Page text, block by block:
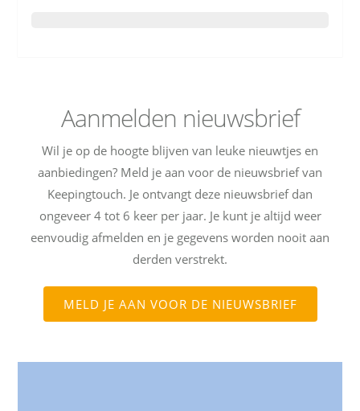
Aanmelden nieuwsbrief
Wil je op de hoogte blijven van leuke nieuwtjes en
aanbiedingen? Meld je aan voor de nieuwsbrief van
Keepingtouch. Je ontvangt deze nieuwsbrief dan
ongeveer 4 tot 6 keer per jaar. Je kunt je altijd weer
eenvoudig afmelden en je gegevens worden nooit aan
derden verstrekt.
MELD JE AAN VOOR DE NIEUWSBRIEF